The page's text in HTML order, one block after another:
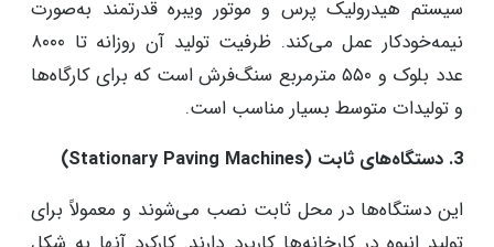
سیستم هیدرولیک پرس و موتور ویبره قدرتمند به‌صورت
نیمه‌خودکار عمل می‌کند. ظرفیت تولید آن روزانه تا ۸۰۰۰
عدد بلوک و ۵۵۰ مترمربع سنگ‌فرش است که برای کارگاه‌ها
و تولیدات متوسط بسیار مناسب است.
این دستگاه‌ها در محل ثابت نصب می‌شوند و معمولاً برای